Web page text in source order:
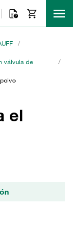
/
válvula de
/
el